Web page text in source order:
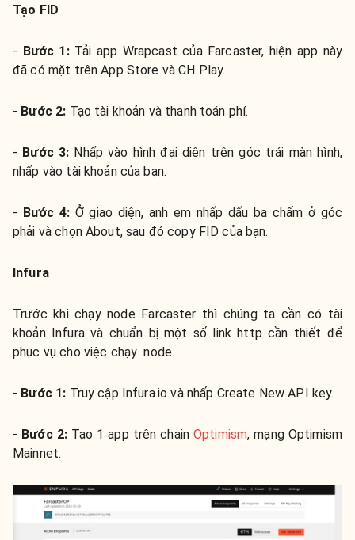
Tạo FID
- Bước 1: Tải app Wrapcast của Farcaster, hiện app này
đã có mặt trên App Store và CH Play.
- Bước 2: Tạo tài khoản và thanh toán phí.
- Bước 3: Nhấp vào hình đại diện trên góc trái màn hình,
nhấp vào tài khoản của bạn.
- Bước 4: Ở giao diện, anh em nhấp dấu ba chấm ở góc
phải và chọn About, sau đó copy FID của bạn.
Infura
Trước khi chạy node Farcaster thì chúng ta cần có tài
khoản Infura và chuẩn bị một số link http cần thiết để
phục vụ cho việc chạy node.
- Bước 1: Truy cập Infura.io và nhấp Create New API key.
- Bước 2: Tạo 1 app trên chain Optimism, mạng Optimism
Mainnet.